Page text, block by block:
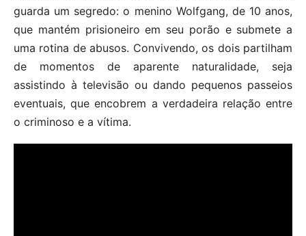
guarda um segredo: o menino Wolfgang, de 10 anos,
que mantém prisioneiro em seu porão e submete a
uma rotina de abusos. Convivendo, os dois partilham
de momentos de aparente naturalidade, seja
assistindo à televisão ou dando pequenos passeios
eventuais, que encobrem a verdadeira relação entre
o criminoso e a vítima.